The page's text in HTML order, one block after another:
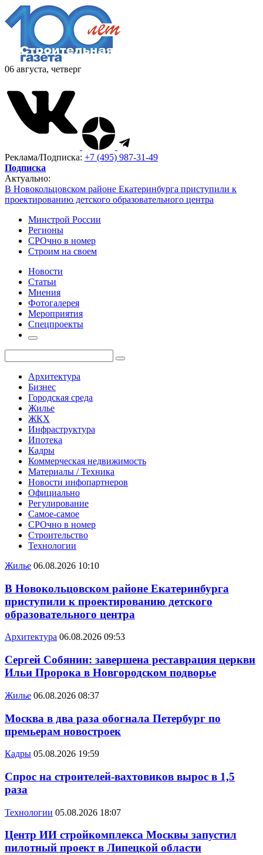
06 августа, четверг
Реклама/Подписка: +7 (495) 987-31-49
Подписка
Актуально:
В Новокольцовском районе Екатеринбурга приступили к
проектированию детского образовательного центра
Минстрой России
Регионы
СРОчно в номер
Строим на своем
Новости
Статьи
Мнения
Фотогалерея
Мероприятия
Спецпроекты
Архитектура
Бизнес
Городская среда
Жилье
ЖКХ
Инфраструктура
Ипотека
Кадры
Коммерческая недвижимость
Материалы / Техника
Новости инфопартнеров
Официально
Регулирование
Самое-самое
СРОчно в номер
Строительство
Технологии
Жилье 06.08.2026 10:10
В Новокольцовском районе Екатеринбурга
приступили к проектированию детского
образовательного центра
Архитектура 06.08.2026 09:53
Сергей Собянин: завершена реставрация церкви
Ильи Пророка в Новгородском подворье
Жилье 06.08.2026 08:37
Москва в два раза обогнала Петербург по
премьерам новостроек
Кадры 05.08.2026 19:59
Спрос на строителей-вахтовиков вырос в 1,5
раза
Технологии 05.08.2026 18:07
Центр ИИ стройкомплекса Москвы запустил
пилотный проект в Липецкой области